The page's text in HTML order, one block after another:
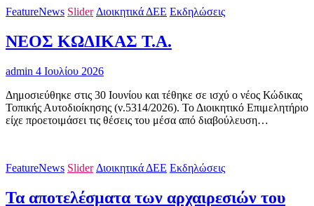
FeatureNews Slider Διοικητικά ΔΕΕ Εκδηλώσεις
ΝΕΟΣ ΚΩΔΙΚΑΣ Τ.Α.
admin 4 Ιουλίου 2026
Δημοσιεύθηκε στις 30 Ιουνίου και τέθηκε σε ισχύ ο νέος Κώδικας
Τοπικής Αυτοδιοίκησης (ν.5314/2026). Το Διοικητικό Επιμελητήριο
είχε προετοιμάσει τις θέσεις του μέσα από διαβούλευση…
FeatureNews Slider Διοικητικά ΔΕΕ Εκδηλώσεις
Τα αποτελέσματα των αρχαιρεσιών του